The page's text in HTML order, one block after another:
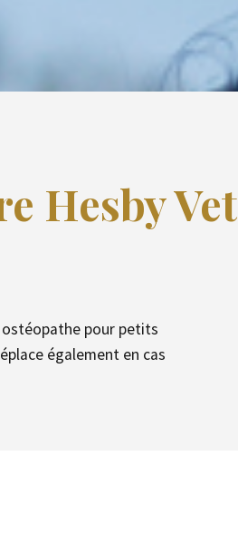
Hesby Vet
pour petits
également en cas